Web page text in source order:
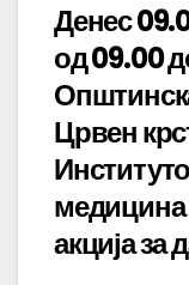
Денес
од 09.00
Црвен
акција за